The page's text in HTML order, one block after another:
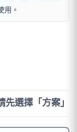
用。
先選擇「方案」